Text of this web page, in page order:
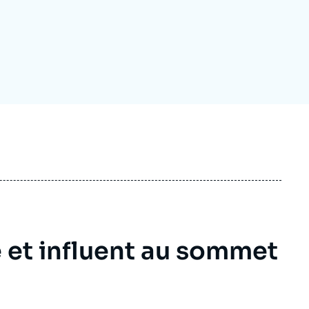
et influent au sommet